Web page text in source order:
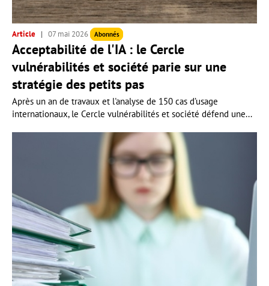
Article 07 mai 2026 Abonnés
Acceptabilité de l'IA : le Cercle
vulnérabilités et société parie sur une
stratégie des petits pas
Après un an de travaux et l'analyse de 150 cas d’usage
internationaux, le Cercle vulnérabilités et société défend une...